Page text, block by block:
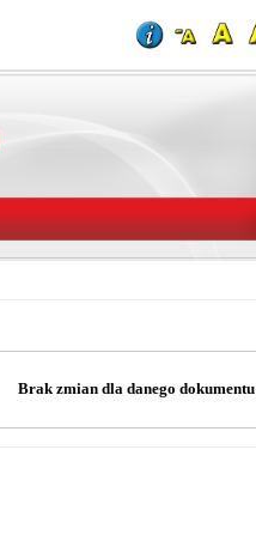
Brak zmian dla danego dokumentu